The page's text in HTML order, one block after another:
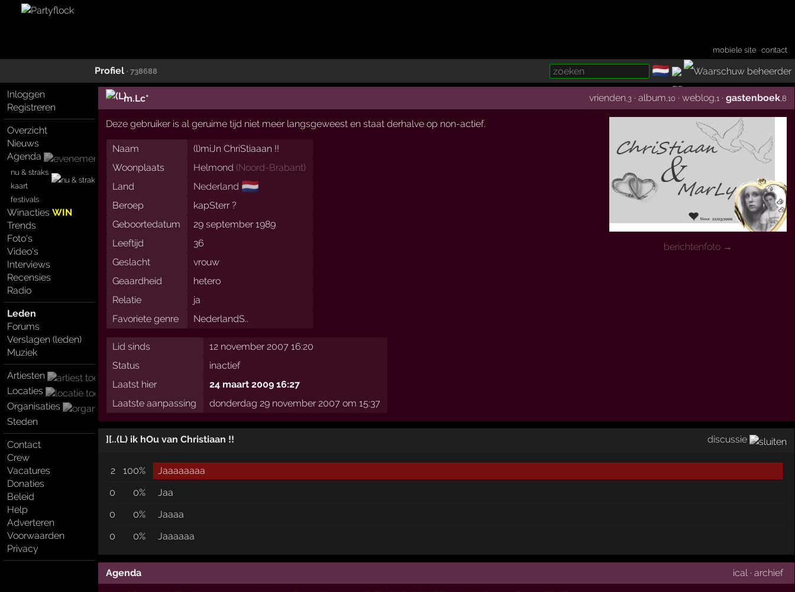
mobiele site ·contact
Profiel · 738688 🇳🇱
Inloggen
Registreren
Overzicht
Nieuws
Agenda
nu & straks
kaart
festivals
WinactiesWIN
Trends
Foto's
Video's
Interviews
Recensies
Radio
Leden
Forums
Verslagen (leden)
Muziek
Artiesten
Locaties
Organisaties
Steden
Contact
Crew
Vacatures
Donaties
Beleid
Help
Adverteren
Voorwaarden
Privacy
m.Lc* vrienden ,3 ·album ,10 ·weblog ,1 ·gastenboek,8
berichtenfoto →
Deze gebruiker is al geruime tijd niet meer langsgeweest en staat derhalve op non-actief.
Naam
(l)miJn ChriStiaaan !!
Woonplaats
Helmond (Noord-Brabant)
Land
Nederland 🇳🇱
Beroep
kapSterr ?
Geboortedatum
29 september 1989
Leeftijd
36
Geslacht
vrouw
Geaardheid
hetero
Relatie
ja
Favoriete genre
NederlandS..
Lid sinds
12 november 2007 16:20
Status
inactief
Laatst hier
24 maart 2009 16:27
Laatste aanpassing
donderdag 29 november 2007 om 15:37
][..(L) ik hOu van Christiaan !! discussie
2 100%
Jaaaaaaaa
0
0%
Jaa
0
0%
Jaaaa
0
0% Jaaaaaa
Agenda ical· archief